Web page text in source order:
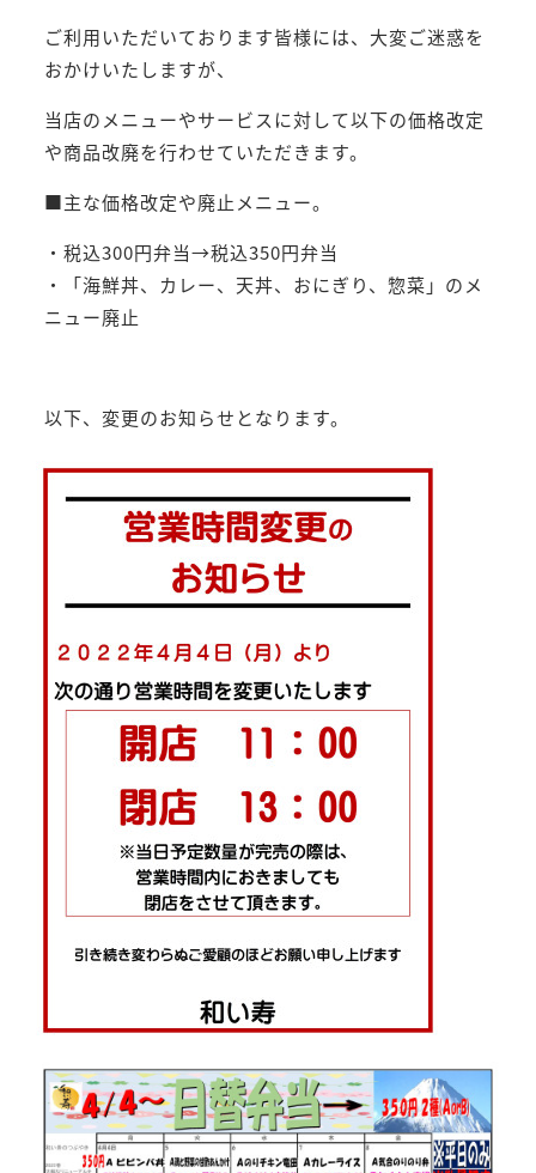
ご利用いただいております皆様には、大変ご迷惑を
おかけいたしますが、
当店のメニューやサービスに対して以下の価格改定
や商品改廃を行わせていただきます。
■主な価格改定や廃止メニュー。
・税込300円弁当→税込350円弁当
・「海鮮丼、カレー、天丼、おにぎり、惣菜」のメ
ニュー廃止
以下、変更のお知らせとなります。